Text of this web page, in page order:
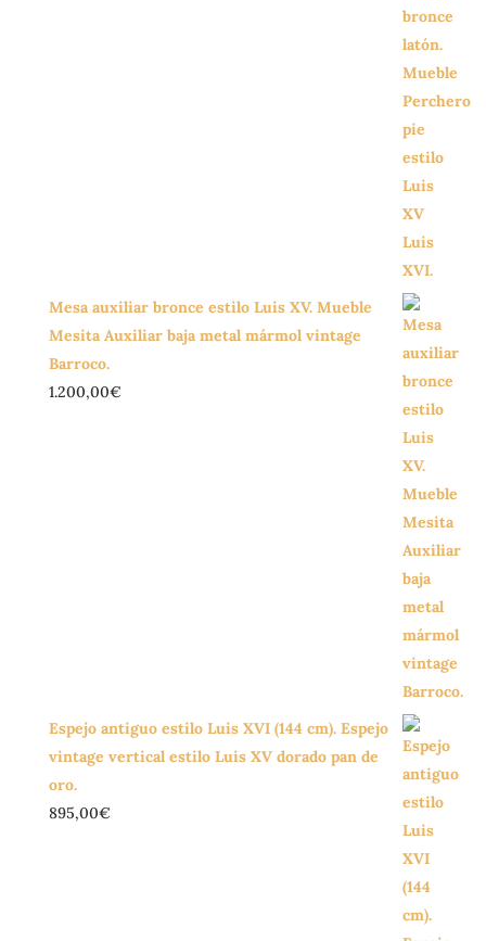
Mesa auxiliar bronce estilo Luis XV. Mueble
Mesita Auxiliar baja metal mármol vintage
Barroco.
1.200,00€
Espejo antiguo estilo Luis XVI (144 cm). Espejo
vintage vertical estilo Luis XV dorado pan de
oro.
895,00€